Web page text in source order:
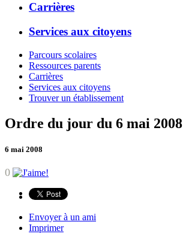
Carrières
Services aux citoyens
Parcours scolaires
Ressources parents
Carrières
Services aux citoyens
Trouver un établissement
Ordre du jour du 6 mai 2008
6 mai 2008
0
Envoyer à un ami
Imprimer